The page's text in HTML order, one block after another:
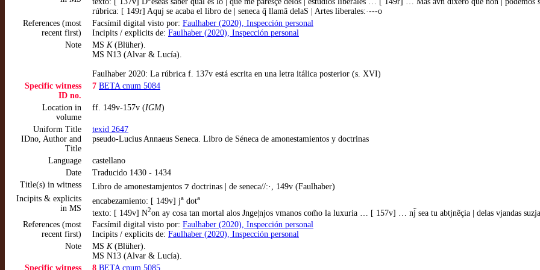
rúbrica: [ 149r] Aquj se acaba el libro de | seneca q̃ llamã delaS | Artes liberales:·---o
References (most
recent first)
Facsímil digital visto por: Faulhaber (2020), Inspección personal
Incipits / explicits de: Faulhaber (2020), Inspección personal
Note
MS K(Blüher).
MS N13 (Alvar & Lucía).
Faulhaber 2020: La rúbrica f. 137v está escrita en una letra itálica posterior (s. XVI)
Specific witness
ID no.
7 BETA cnum 5084
Location in
volume
ff. 149v-157v (IGM)
Uniform Title
IDno, Author and
Title
texid 2647
pseudo-Lucius Annaeus Seneca. Libro de Séneca de amonestamientos y doctrinas
Language
castellano
Date
Traducido 1430 - 1434
Title(s) in witness
Libro de amonestamjentos ⁊ doctrinas | de seneca//:·, 149v (Faulhaber)
Incipits & explicits
in MS
encabezamiento: [ 149v] ja dota
texto: [ 149v] N2on ay cosa tan mortal alos Jnge|njos vmanos com̃o la luxuria … [ 157v] … nj̃ sea tu abtjnẽçia | delas vjandas
References (most
recent first)
Facsímil digital visto por: Faulhaber (2020), Inspección personal
Incipits / explicits de: Faulhaber (2020), Inspección personal
Note
MS K(Blüher).
MS N13 (Alvar & Lucía).
Specific witness
8 BETA cnum 5085